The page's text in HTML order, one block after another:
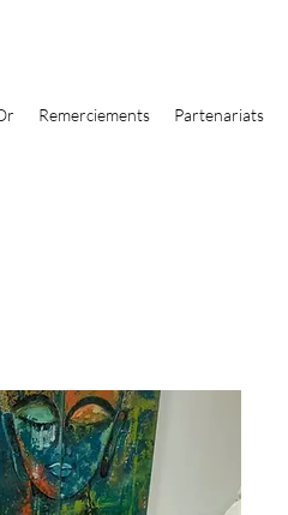
Remerciements Partenariats